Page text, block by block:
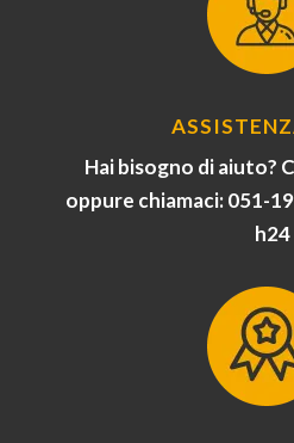
Hai bisogno di aiuto?
oppure chiamaci: 051-
h24